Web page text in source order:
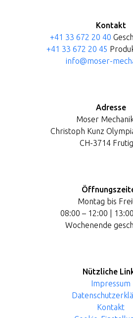
Kontakt
+41 33 672 20 40
+41 33 672 20 45
info@moser-
Adresse
Moser
Christoph Kunz
CH-3714
Montag bis
08:00 – 12:00 |
Wochenende
Nützliche
Impressum
Kontakt